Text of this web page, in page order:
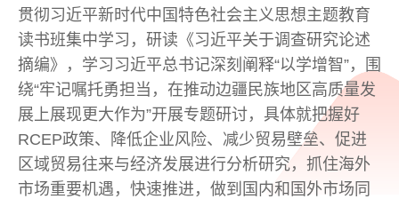
贯彻习近平新时代中国特色社会主义思想主题教育
读书班集中学习，研读《习近平关于调查研究论述
摘编》，学习习近平总书记深刻阐释“以学增智”，围
绕“牢记嘱托勇担当，在推动边疆民族地区高质量发
展上展现更大作为”开展专题研讨，具体就把握好
RCEP政策、降低企业风险、减少贸易壁垒、促进
区域贸易往来与经济发展进行分析研究，抓住海外
市场重要机遇，快速推进，做到国内和国外市场同